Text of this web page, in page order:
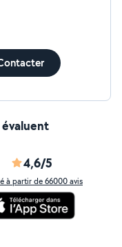
4,6/5
à partir de 66000 avis